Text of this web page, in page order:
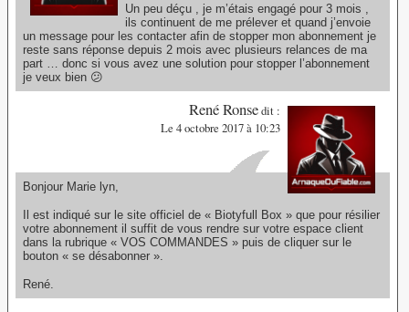
Un peu déçu , je m’étais engagé pour 3 mois ,
ils continuent de me prélever et quand j’envoie
un message pour les contacter afin de stopper mon abonnement je
reste sans réponse depuis 2 mois avec plusieurs relances de ma
part … donc si vous avez une solution pour stopper l’abonnement
je veux bien 😕
René Ronsedit :
Le 4 octobre 2017 à 10:23
Bonjour Marie lyn,
Il est indiqué sur le site officiel de « Biotyfull Box » que pour résilier
votre abonnement il suffit de vous rendre sur votre espace client
dans la rubrique « VOS COMMANDES » puis de cliquer sur le
bouton « se désabonner ».
René.